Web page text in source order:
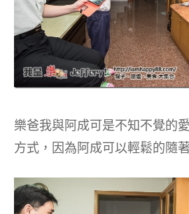
樂爸我與阿成可是不知不覺的
方式，因為阿成可以輕鬆的隨